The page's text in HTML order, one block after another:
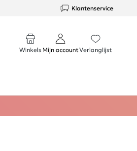
Klantenservice
Winkels Mijn accountVerlanglijst